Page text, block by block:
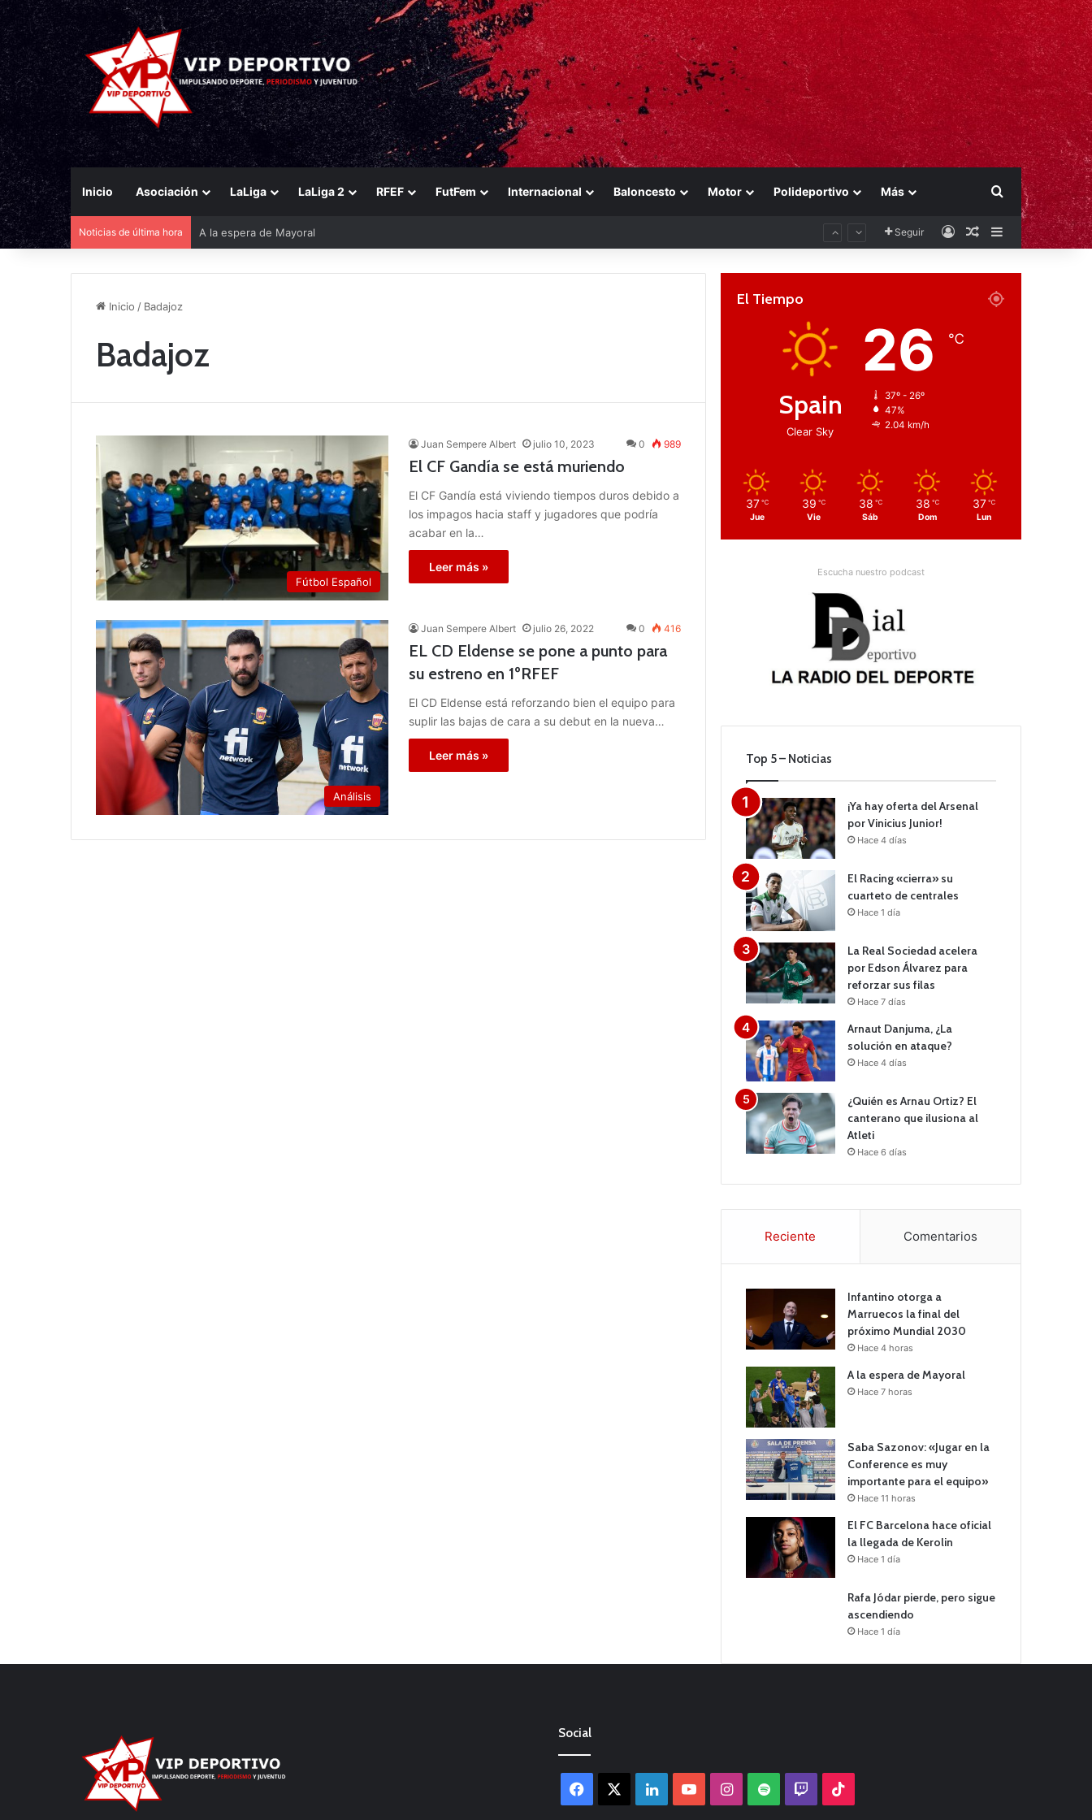
Inicio Asociación LaLiga LaLiga 2 RFEF FutFem Internacional Baloncesto Motor Polideportivo Más Buscar por
Noticias de última hora A la espera de Mayoral Seguir AccesoPublicación al
Barra lateral
Inicio / Badajoz
Badajoz
Fútbol Español
Juan Sempere Albert julio 10, 2023 0 989
El CF Gandía se está muriendo
El CF Gandía está viviendo tiempos duros debido a
los impagos hacia staff y jugadores que podría
acabar en la…
Leer más »
Análisis
Juan Sempere Albert julio 26, 2022 0 416
EL CD Eldense se pone a punto para
su estreno en 1ºRFEF
El CD Eldense está reforzando bien el equipo para
suplir las bajas de cara a su debut en la nueva…
Leer más »
El Tiempo
Spain
Clear Sky
26 ℃
37º - 26º
47%
2.04 km/h
37 ℃
Jue
39 ℃
Vie
38 ℃
Sáb
38 ℃
Dom
37 ℃
Lun
Escucha nuestro podcast
Top 5 – Noticias
¡Ya hay oferta del Arsenal
por Vinicius Junior!
Hace 4 días
El Racing «cierra» su
cuarteto de centrales
Hace 1 día
La Real Sociedad acelera
por Edson Álvarez para
reforzar sus filas
Hace 7 días
Arnaut Danjuma, ¿La
solución en ataque?
Hace 4 días
¿Quién es Arnau Ortiz? El
canterano que ilusiona al
Atleti
Hace 6 días
Reciente Comentarios
Infantino otorga a
Marruecos la final del
próximo Mundial 2030
Hace 4 horas
A la espera de Mayoral
Hace 7 horas
Saba Sazonov: «Jugar en la
Conference es muy
importante para el equipo»
Hace 11 horas
El FC Barcelona hace oficial
la llegada de Kerolin
Hace 1 día
Rafa Jódar pierde, pero sigue
ascendiendo
Hace 1 día
Social
Facebook LinkedInYouTubeInstagram
Spotify Twitch